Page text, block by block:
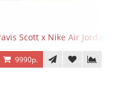
Low OG Voodoo
Scott x Nike Air Jordan
9990р.